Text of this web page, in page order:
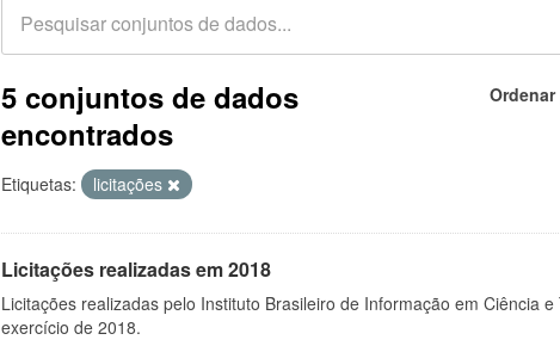
5 conjuntos de dados
encontrados
Etiquetas: licitações
Licitações realizadas em 2018
Licitações realizadas pelo Instituto Brasileiro de Informação em Ciência e
exercício de 2018.